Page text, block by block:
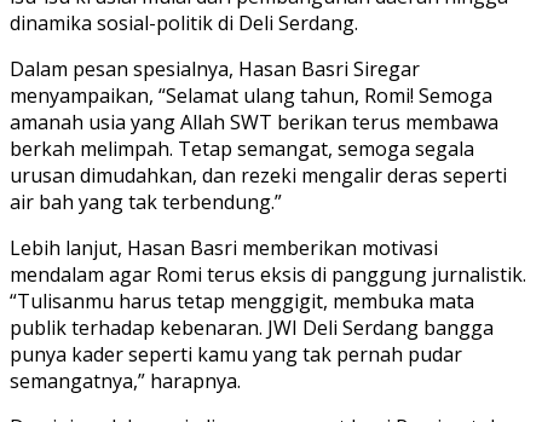
dinamika sosial-politik di Deli Serdang.
Dalam pesan spesialnya, Hasan Basri Siregar
menyampaikan, “Selamat ulang tahun, Romi! Semoga
amanah usia yang Allah SWT berikan terus membawa
berkah melimpah. Tetap semangat, semoga segala
urusan dimudahkan, dan rezeki mengalir deras seperti
air bah yang tak terbendung.”
Lebih lanjut, Hasan Basri memberikan motivasi
mendalam agar Romi terus eksis di panggung jurnalistik.
“Tulisanmu harus tetap menggigit, membuka mata
publik terhadap kebenaran. JWI Deli Serdang bangga
punya kader seperti kamu yang tak pernah pudar
semangatnya,” harapnya.